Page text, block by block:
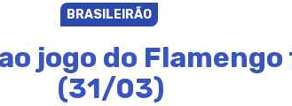
BRASILEIRÃO
jogo do
(31/03)